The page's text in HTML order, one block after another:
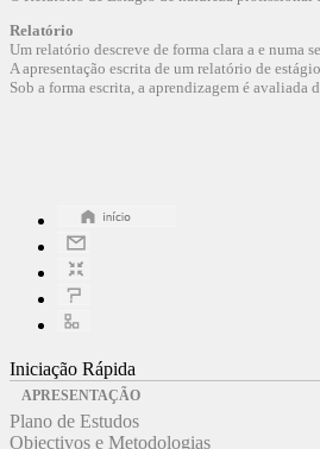
Relatório
Um relatório descreve de forma clara a e numa
A apresentação escrita de um relatório de
Sob a forma escrita, a aprendizagem é
Iniciação Rápida
APRESENTAÇÃO
Plano de Estudos
Objectivos e Metodologias